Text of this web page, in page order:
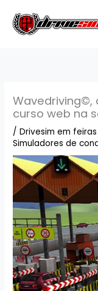
para
Wavedriving©,
curso web na
/Drivesim em
Simuladores de